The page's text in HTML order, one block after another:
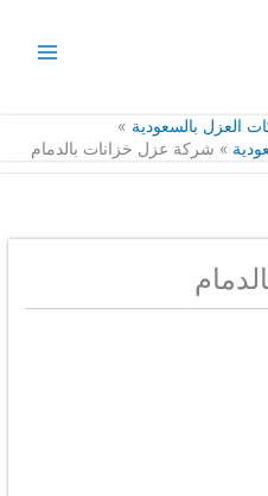
العزل بالسعودية
شركة عزل خزانات بالدمام